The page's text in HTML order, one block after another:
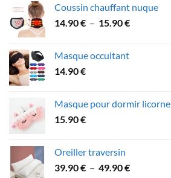
était :
64.90 €.
est :
59.90 €.
Coussin chauffant nuque
14.90€ – 15.90€Plage
Masque occultant
14.90€
Masque pour dormir licorne
15.90€
Oreiller traversin
39.90€ – 49.90€Plage